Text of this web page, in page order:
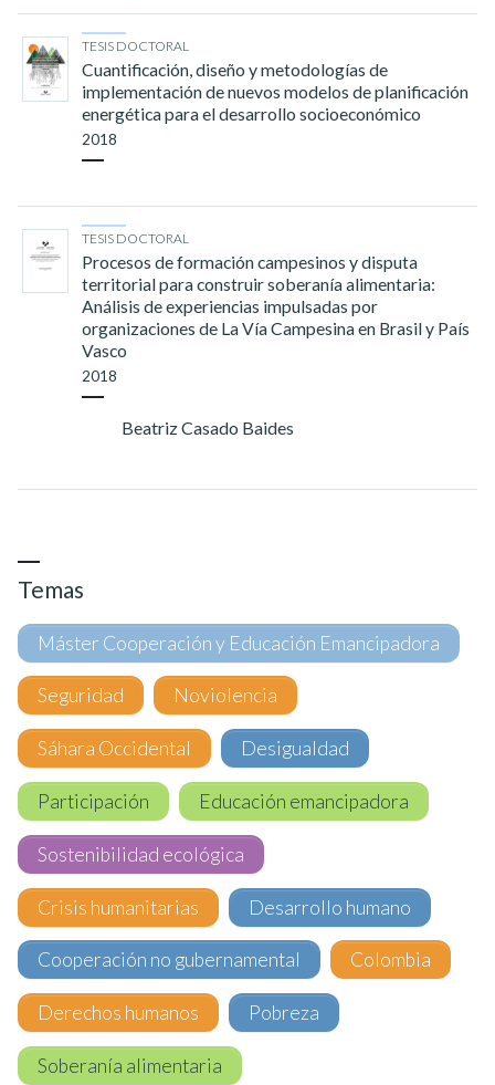
TESIS DOCTORAL
Cuantificación, diseño y metodologías de
implementación de nuevos modelos de planificación
energética para el desarrollo socioeconómico
2018
TESIS DOCTORAL
Procesos de formación campesinos y disputa
territorial para construir soberanía alimentaria:
Análisis de experiencias impulsadas por
organizaciones de La Vía Campesina en Brasil y País
Vasco
2018
Beatriz Casado Baides
Temas
Máster Cooperación y Educación Emancipadora
Seguridad Noviolencia
Sáhara Occidental Desigualdad
Participación Educación emancipadora
Sostenibilidad ecológica
Crisis humanitarias Desarrollo humano
Cooperación no gubernamental Colombia
Derechos humanos Pobreza
Soberanía alimentaria